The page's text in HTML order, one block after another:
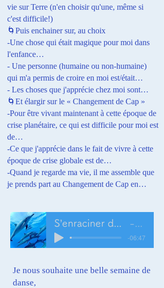
vie sur Terre (n'en choisir qu'une, même si
c'est difficile!)
🌀Puis enchainer sur, au choix
-Une chose qui était magique pour moi dans
l'enfance…
- Une personne (humaine ou non-humaine)
qui m'a permis de croire en moi est/était…
- Les choses que j'apprécie chez moi sont…
🌀Et élargir sur le « Changement de Cap »
-Pour être vivant maintenant à cette époque de
crise planétaire, ce qui est difficile pour moi est
de…
-Ce que j'apprécie dans le fait de vivre à cette
époque de crise globale est de…
-Quand je regarde ma vie, il me assemble que
je prends part au Changement de Cap en…
-06:47
Je nous souhaite une belle semaine de
danse,